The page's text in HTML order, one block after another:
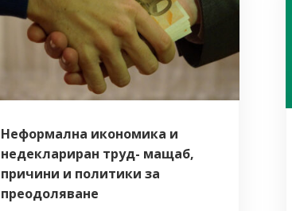
Неформална икономика и
недеклариран труд- мащаб,
причини и политики за
преодоляване